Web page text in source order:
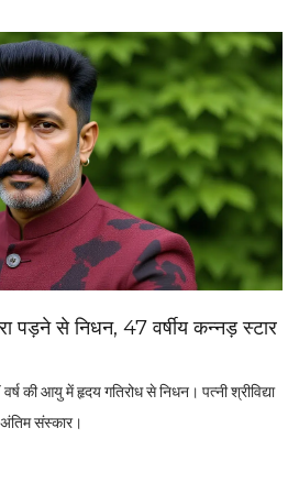
पड़ने से निधन, 47 वर्षीय कन्नड़ स्टार
की आयु में हृदय गतिरोध से निधन। पत्नी श्रीविद्या
संस्कार।